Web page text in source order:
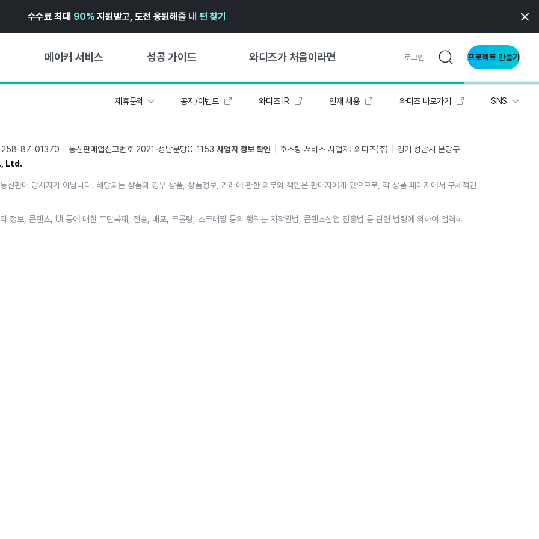
수수료 최대 90% 지원받고, 도전 응원해줄 내 편 찾기
메이커 서비스 성공 가이드 와디즈가 처음이라면 로그인 프로젝트 만들기
도움말센터 ↗︎
펀딩 성공 가이드
와디즈 스쿨
ENGLISH GUIDE
첫 시작 가이드
경험형
비즈니스형
제휴문의 공지/이벤트 와디즈 IR 인재 채용 와디즈 바로가기 SNS
258-87-01370 통신판매업신고번호 2021-성남분당C-1153 사업자 정보 확인 호스팅 서비스 사업자: 와디즈(주)
경기 성남시 분당구
Ltd.
신판매 당사자가 아닙니다. 해당되는 상품의 경우 상품, 상품정보, 거래에 관한 의무와 책임은 판매자에게 있으므로, 각 상품 페이지에서 구체적인
정보, 콘텐츠, UI 등에 대한 무단복제, 전송, 배포, 크롤링, 스크래핑 등의 행위는 저작권법, 콘텐츠산업 진흥법 등 관련 법령에 의하여 엄격히